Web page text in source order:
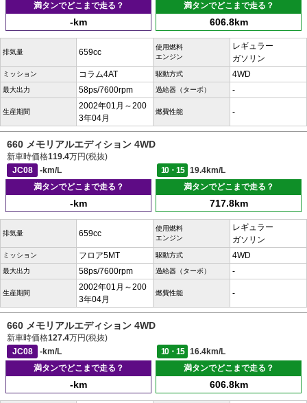
満タンでどこまで走る？
-km
満タンでどこまで走る？
606.8km
排気量 659cc
使用燃料
エンジン
レギュラー
ガソリン
ミッション コラム4AT 駆動方式 4WD
最大出力 58ps/7600rpm 過給器（ターボ） -
生産期間
2002年01月～200
3年04月
燃費性能 -
660 メモリアルエディション 4WD
新車時価格119.4万円(税抜)
JC08
-km/L 10・15
19.4km/L
満タンでどこまで走る？
-km
満タンでどこまで走る？
717.8km
排気量 659cc
使用燃料
エンジン
レギュラー
ガソリン
ミッション フロア5MT 駆動方式 4WD
最大出力 58ps/7600rpm 過給器（ターボ） -
生産期間
2002年01月～200
3年04月
燃費性能 -
660 メモリアルエディション 4WD
新車時価格127.4万円(税抜)
JC08
-km/L 10・15
16.4km/L
満タンでどこまで走る？
-km
満タンでどこまで走る？
606.8km